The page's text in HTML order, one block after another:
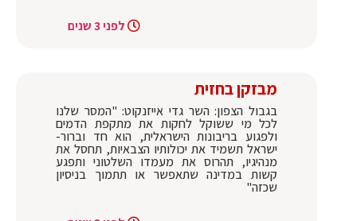
לפני 3 שנים
מבזקן בחזית
בגבול הצפון: השר גדי אייזנקוט: "המסר שלנו
לכל מי ששוקל לחקות את מתקפת הדמים
ולפגוע בריבונות הישראלית, הוא חד וברור-
ישראל תשמיד את יכולותיו הצבאיות, תחסל את
מנהיגיו, תהרוס את מעמדו השלטוני ותפגע
קשות במדינה שתאפשר או תתמוך בניסיון
שכזה"